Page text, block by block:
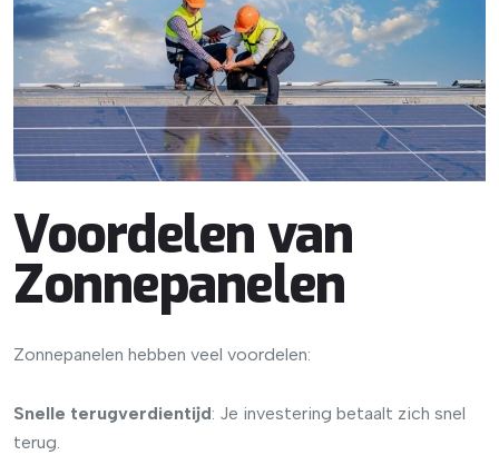
Voordelen van
Zonnepanelen
Zonnepanelen hebben veel voordelen:
Snelle terugverdientijd: Je investering betaalt zich snel
terug.